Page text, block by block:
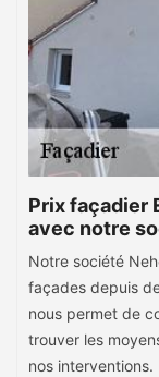
Prix façadier
avec notre
Notre société
façades depuis
nous permet de
trouver les
nos